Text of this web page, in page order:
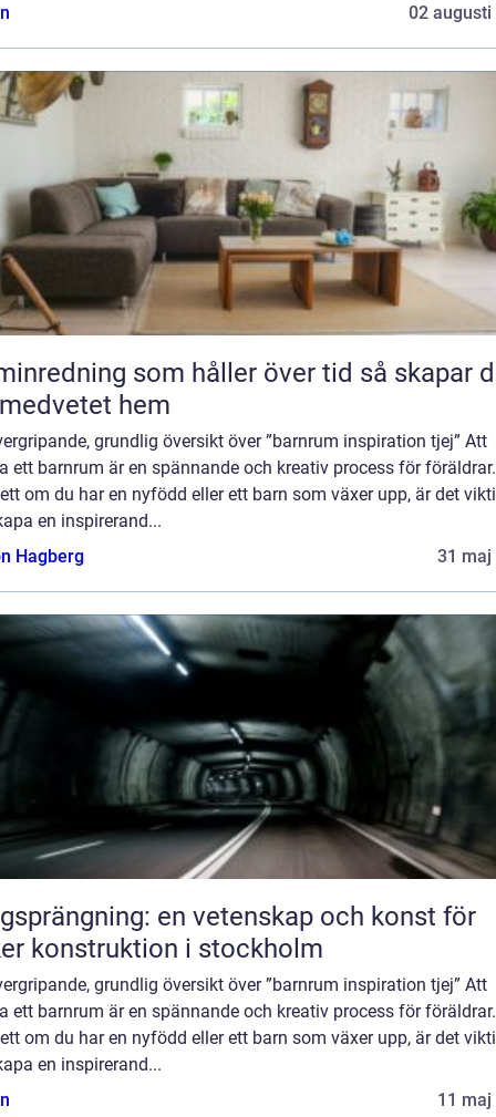
02 augusti
som håller över tid så skapar du
hem
grundlig översikt över ”barnrum inspiration tjej” Att
ett barnrum är en spännande och kreativ process för föräldrar.
om du har en nyfödd eller ett barn som växer upp, är det
en inspirerand...
Hagberg
31 maj
en vetenskap och konst för
konstruktion i stockholm
grundlig översikt över ”barnrum inspiration tjej” Att
ett barnrum är en spännande och kreativ process för föräldrar.
om du har en nyfödd eller ett barn som växer upp, är det
en inspirerand...
11 maj